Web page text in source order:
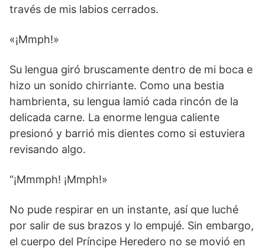
través de mis labios cerrados.
«¡Mmph!»
Su lengua giró bruscamente dentro de mi boca e
hizo un sonido chirriante. Como una bestia
hambrienta, su lengua lamió cada rincón de la
delicada carne. La enorme lengua caliente
presionó y barrió mis dientes como si estuviera
revisando algo.
“¡Mmmph! ¡Mmph!»
No pude respirar en un instante, así que luché
por salir de sus brazos y lo empujé. Sin embargo,
el cuerpo del Príncipe Heredero no se movió en